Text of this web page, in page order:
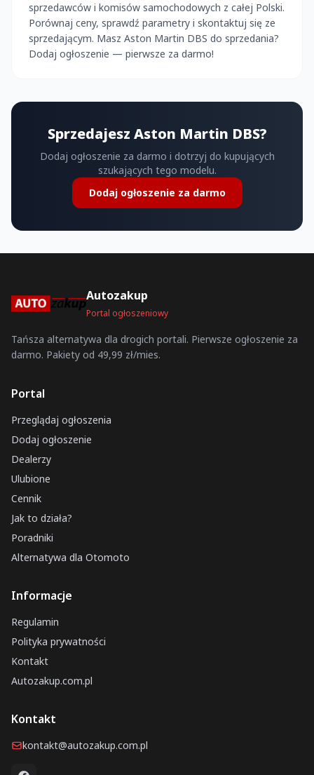
sprzedawców i komisów samochodowych z całej Polski.
Porównaj ceny, sprawdź parametry i skontaktuj się ze
sprzedającym. Masz Aston Martin DBS do sprzedania?
Dodaj ogłoszenie — pierwsze za darmo!
Sprzedajesz Aston Martin DBS?
Dodaj ogłoszenie za darmo i dotrzyj do kupujących
szukających tego modelu.
Dodaj ogłoszenie za darmo
Autozakup
Portal ogłoszeniowy
Tańsza alternatywa dla drogich portali. Pierwsze ogłoszenie za
darmo. Pakiety od 49,99 zł/mies.
Portal
Przeglądaj ogłoszenia
Dodaj ogłoszenie
Dealerzy
Ulubione
Cennik
Jak to działa?
Poradniki
Alternatywa dla Otomoto
Informacje
Regulamin
Polityka prywatności
Kontakt
Autozakup.com.pl
Kontakt
kontakt@autozakup.com.pl